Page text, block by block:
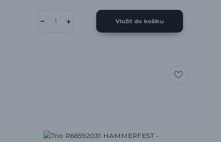
Vložit do košíku